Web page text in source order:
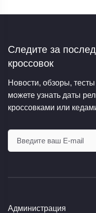
Следите за
кроссовок
Новости, обзоры,
можете узнать даты
кроссовками или
Администрация